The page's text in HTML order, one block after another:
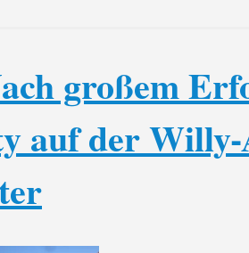
großem
auf der